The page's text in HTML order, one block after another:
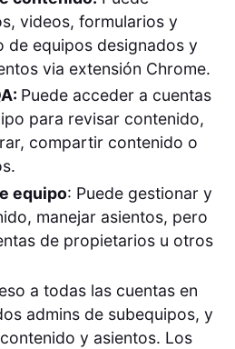
videos, formularios y
de equipos designados y
via extensión Chrome.
Puede acceder a cuentas
para revisar contenido,
compartir contenido o
equipo: Puede gestionar y
manejar asientos, pero
de propietarios u otros
a todas las cuentas en
admins de subequipos, y
y asientos. Los